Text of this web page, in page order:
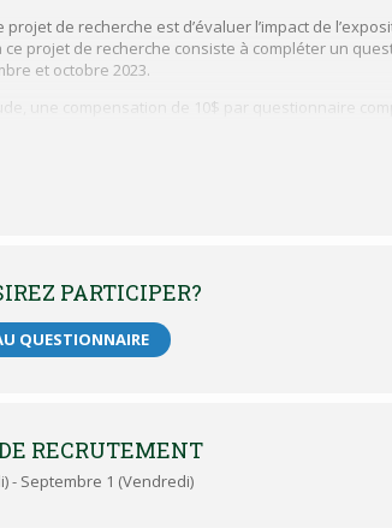
projet de recherche est d’évaluer l’impact de
projet de recherche consiste à compléter un
et octobre 2023.
une compensation de 10$ par questionnaire
a été approuvé par le comité d’éthique de la
PARTICIPER?
QUESTIONNAIRE
RECRUTEMENT
- Septembre 1 (Vendredi)